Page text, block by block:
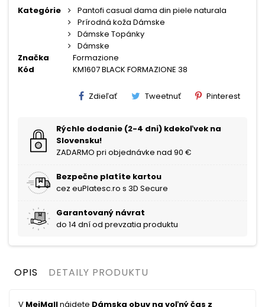
Kategórie
Pantofi casual dama din piele naturala
Prírodná koža Dámske
Dámske Topánky
Dámske
Značka
Formazione
Kód
KM1607 BLACK FORMAZIONE 38
Zdieľať Tweetnuť Pinterest
Rýchle dodanie (2-4 dni) kdekoľvek na
Slovensku!
ZADARMO pri objednávke nad 90 €
Bezpečne platíte kartou
cez euPlatesc.ro s 3D Secure
Garantovaný návrat
do 14 dní od prevzatia produktu
OPIS DETAILY PRODUKTU
V MeiMallnájdete Dámska obuv na voľný čas z